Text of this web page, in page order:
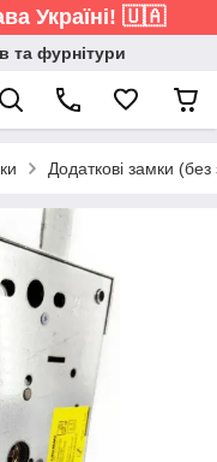
Україні! 🇺🇦
та фурнітури
Додаткові замки (без